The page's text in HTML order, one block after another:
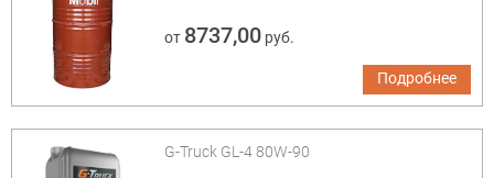
от 8737,00руб.
Подробнее
G-Truck GL-4 80W-90